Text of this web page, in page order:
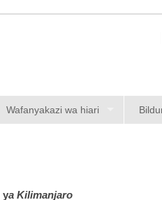
Wafanyakazi wa hiari
ya Kilimanjaro